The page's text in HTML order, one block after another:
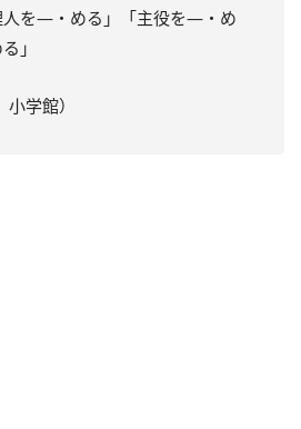
人を—・める」「主役を—・め
」
学館）